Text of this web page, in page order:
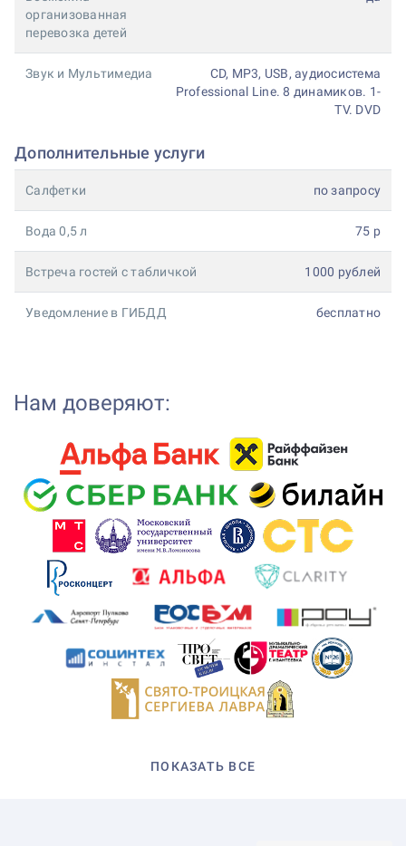
организованная
перевозка детей
Звук и Мультимедиа
CD, MP3, USB, аудиосистема
Professional Line. 8 динамиков. 1-
TV. DVD
Дополнительные услуги
Салфетки по запросу
Вода 0,5 л 75 р
Встреча гостей с табличкой 1000 рублей
Уведомление в ГИБДД бесплатно
Нам доверяют:
ПОКАЗАТЬ ВСЕ